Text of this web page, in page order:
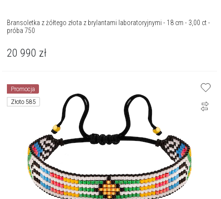
Bransoletka z żółtego złota z brylantami laboratoryjnymi - 18 cm - 3,00 ct -
próba 750
20 990 zł
Promocja
Złoto 585